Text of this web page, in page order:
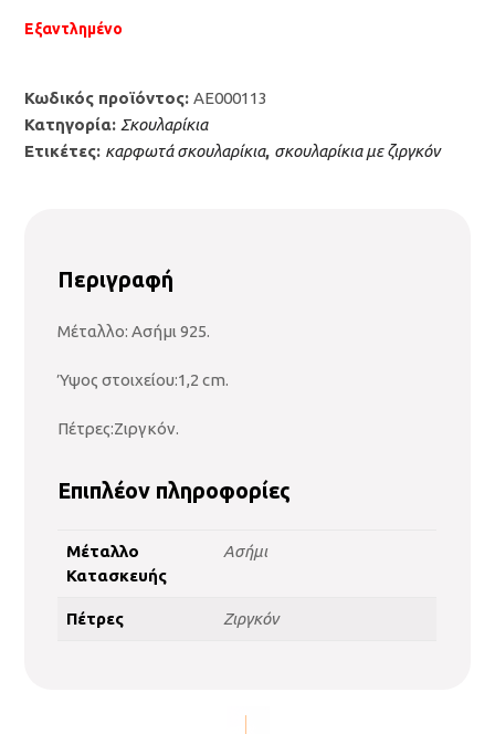
Εξαντλημένο
Κωδικός προϊόντος:AE000113
Κατηγορία: Σκουλαρίκια
Ετικέτες: καρφωτά σκουλαρίκια, σκουλαρίκια με ζιργκόν
Περιγραφή
Μέταλλο: Ασήμι 925.
Ύψος στοιχείου:1,2 cm.
Πέτρες:Ζιργκόν.
Επιπλέον πληροφορίες
Μέταλλο
Κατασκευής
Ασήμι
Πέτρες Ζιργκόν